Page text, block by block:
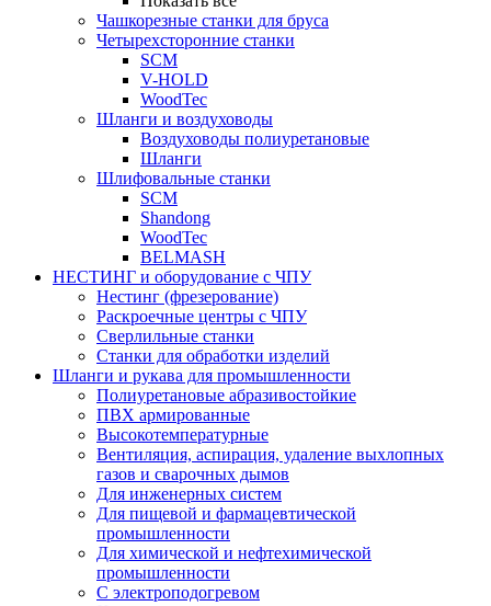
Чашкорезные станки для бруса
Четырехсторонние станки
SCM
V-HOLD
WoodTec
Шланги и воздуховоды
Воздуховоды полиуретановые
Шланги
Шлифовальные станки
SCM
Shandong
WoodTec
BELMASH
НЕСТИНГ и оборудование с ЧПУ
Нестинг (фрезерование)
Раскроечные центры с ЧПУ
Сверлильные станки
Станки для обработки изделий
Шланги и рукава для промышленности
Полиуретановые абразивостойкие
ПВХ армированные
Высокотемпературные
Вентиляция, аспирация, удаление выхлопных
газов и сварочных дымов
Для инженерных систем
Для пищевой и фармацевтической
промышленности
Для химической и нефтехимической
промышленности
С электроподогревом